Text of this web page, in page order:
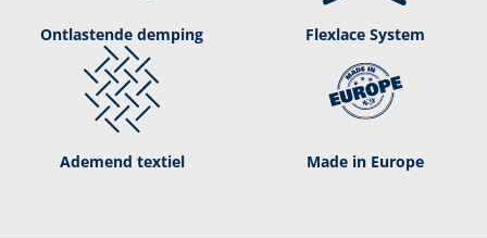
Ontlastende demping Flexlace System
Ademend textiel Made in Europe